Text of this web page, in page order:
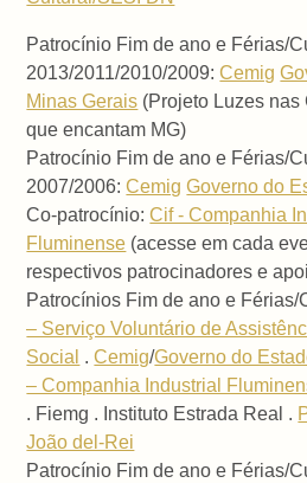
Patrocínio Fim de ano e Férias/
2013/2011/2010/2009:Cemig
Minas Gerais (Projeto Luzes nas
que encantam MG)
Patrocínio Fim de ano e Férias/
2007/2006:Cemig Governo do
Co-patrocínio:Cif - Companhia
Fluminense (acesse em cada
respectivos patrocinadores e
Patrocínios Fim de ano e Férias/
– Serviço Voluntário de
Social .Cemig/Governo do
– Companhia Industrial
. Fiemg . Instituto Estrada Real .
João del-Rei
Patrocínio Fim de ano e Férias/